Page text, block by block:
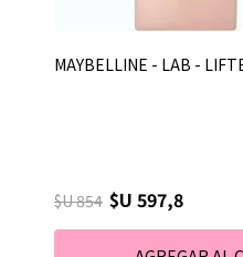
MAYBELLINE - LAB -
$U 854 $U 597,8